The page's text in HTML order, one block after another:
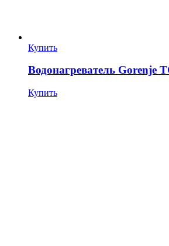
Купить
Водонагреватель Gorenje
Купить